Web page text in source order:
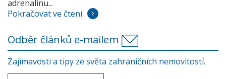
adrenalinu...
Pokračovat ve čtení
Odběr článků e-mailem
Zajímavosti a tipy ze světa zahraničních nemovitostí.